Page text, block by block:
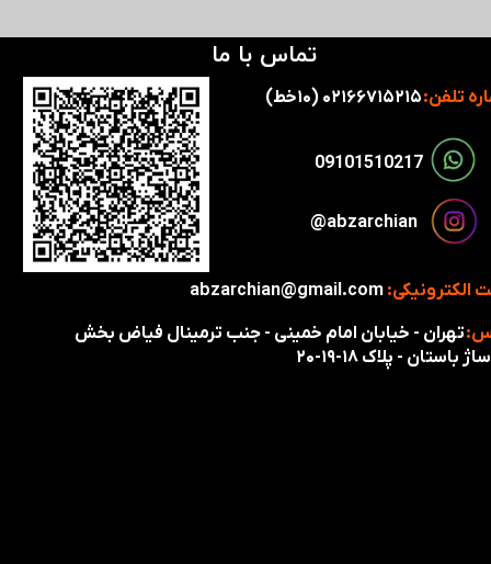
تماس با ما
تلفن:
تهران - خیابان امام خمینی - جنب ترمینال فیاض بخش
باستان - پلاک ۱۸-۱۹-۲۰
الکترونیکی: abzarchian@gmail.com
​​09101510217​​​​​​​
​​​abzarchian@